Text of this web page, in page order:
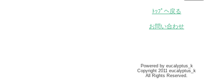
ﾄｯﾌﾟへ戻る
お問い合わせ
Powered by eucalyptus_k
Copyright 2011 eucalyptus_k
All Rights Reserved.